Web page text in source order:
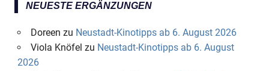
NEUESTE ERGÄNZUNGEN
Doreen zu Neustadt-Kinotipps ab 6. August 2026
Viola Knöfel zu Neustadt-Kinotipps ab 6. August
2026